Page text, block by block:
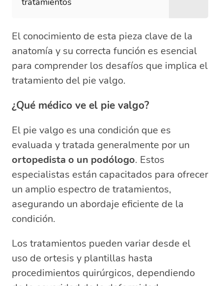
El conocimiento de esta pieza clave de la
anatomía y su correcta función es esencial
para comprender los desafíos que implica el
tratamiento del pie valgo.
¿Qué médico ve el pie valgo?
El pie valgo es una condición que es
evaluada y tratada generalmente por un
ortopedista o un podólogo. Estos
especialistas están capacitados para ofrecer
un amplio espectro de tratamientos,
asegurando un abordaje eficiente de la
condición.
Los tratamientos pueden variar desde el
uso de ortesis y plantillas hasta
procedimientos quirúrgicos, dependiendo